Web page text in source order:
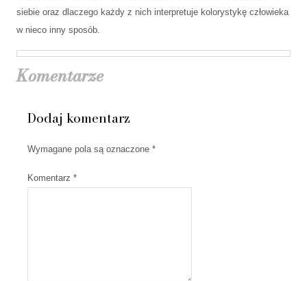
siebie oraz dlaczego każdy z nich interpretuje kolorystykę człowieka
w nieco inny sposób.
Komentarze
Dodaj komentarz
Wymagane pola są oznaczone *
Komentarz *